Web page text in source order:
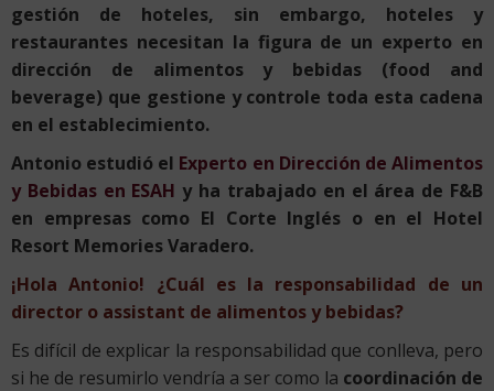
gestión de hoteles, sin embargo, hoteles y
restaurantes necesitan la figura de un experto en
dirección de alimentos y bebidas (food and
beverage) que gestione y controle toda esta cadena
en el establecimiento.
Antonio estudió el Experto en Dirección de Alimentos
y Bebidas en ESAH y ha trabajado en el área de F&B
en empresas como El Corte Inglés o en el Hotel
Resort Memories Varadero.
¡Hola Antonio! ¿Cuál es la responsabilidad de un
director o assistant de alimentos y bebidas?
Es difícil de explicar la responsabilidad que conlleva, pero
si he de resumirlo vendría a ser como la coordinación de